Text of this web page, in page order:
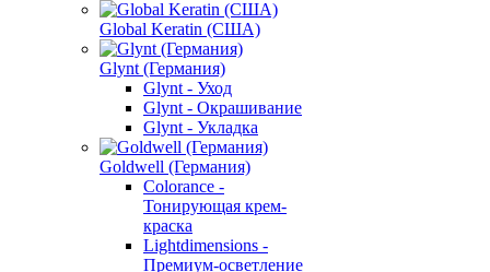
Global Keratin (США)
Glynt (Германия)
Glynt - Уход
Glynt - Окрашивание
Glynt - Укладка
Goldwell (Германия)
Colorance -
Тонирующая крем-
краска
Lightdimensions -
Премиум-осветление